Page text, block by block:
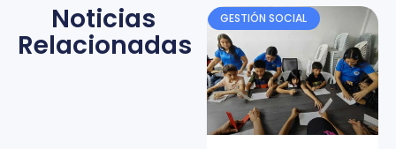
Noticias
Relacionadas
GESTIÓN SOCIAL